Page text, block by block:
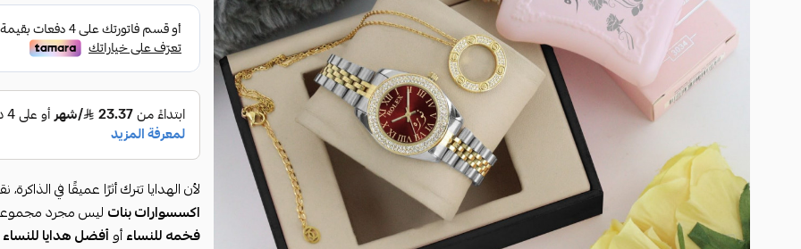
لأن الهدايا تترك أثرًا عميقًا في
اكسسوارات بنات ليس مجرد مجموعة
فخمه للنساءأوأفضل هدايا للنساء